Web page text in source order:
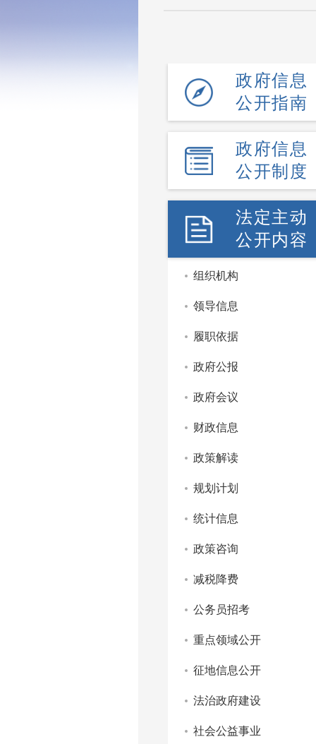
政府信息
公开指南
政府信息
公开制度
法定主动
公开内容
组织机构
领导信息
履职依据
政府公报
政府会议
财政信息
政策解读
规划计划
统计信息
政策咨询
减税降费
公务员招考
重点领域公开
征地信息公开
法治政府建设
社会公益事业